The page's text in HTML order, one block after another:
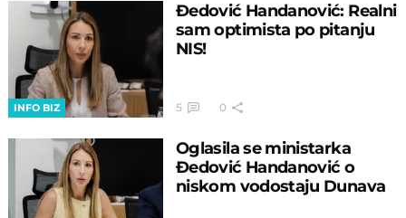
INFO BIZ
Đedović Handanović: Realni
sam optimista po pitanju
NIS!
5 0
Oglasila se ministarka
Đedović Handanović o
niskom vodostaju Dunava